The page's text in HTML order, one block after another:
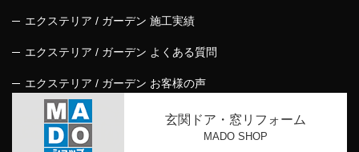
エクステリア / ガーデン 施工実績
エクステリア / ガーデン よくある質問
エクステリア / ガーデン お客様の声
玄関ドア・窓リフォーム
MADO SHOP